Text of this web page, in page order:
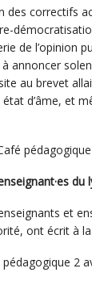
des correctifs
de l’opinion
annoncer
au brevet
état d’âme, et
du
et
ont écrit à
pédagogique 2